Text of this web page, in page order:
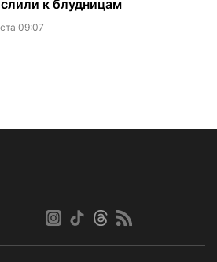
к блудницам
09:07